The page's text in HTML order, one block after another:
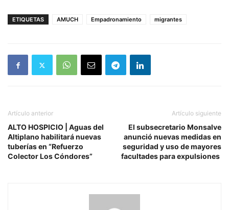
ETIQUETAS AMUCH Empadronamiento migrantes
Artículo anterior
ALTO HOSPICIO | Aguas del
Altiplano habilitará nuevas
tuberías en “Refuerzo
Colector Los Cóndores”
Artículo siguiente
El subsecretario Monsalve
anunció nuevas medidas en
seguridad y uso de mayores
facultades para expulsiones